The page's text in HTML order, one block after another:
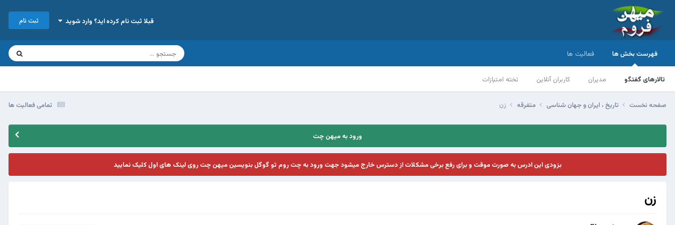
قبلا ثبت نام کرده اید؟ وارد شوید ثبت نام
فهرست بخش ها
تالارهای گفتگو مدیران کاربران آنلاین تخته امتیازات
فعالیت ها
تمامی فعالیت ها صفحه نخست تاریخ ، ایران و جهان شناسی متفرقه زن
ورود به میهن چت
بزودی این ادرس به صورت موقت و برای رفع برخی مشکلات از دسترس خارج میشود جهت ورود به چت روم تو گوگل بنویسین میهن چت روی لینک های اول کلیک نمایید
زن